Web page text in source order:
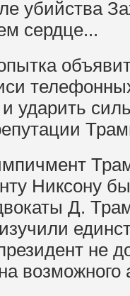
убийства
сердце...
ударить
Никсону
Д.
не
возможного